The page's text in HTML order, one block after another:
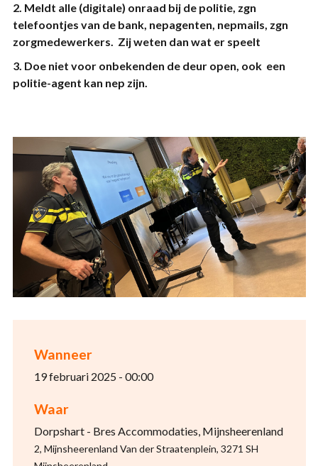
Wanneer
19 februari 2025 - 00:00
Waar
Dorpshart - Bres Accommodaties, Mijnsheerenland
2, Mijnsheerenland Van der Straatenplein, 3271 SH
2. Meldt alle (digitale) onraad bij de politie, zgn
telefoontjes van de bank, nepagenten, nepmails, zgn
zorgmedewerkers. Zij weten dan wat er speelt
3. Doe niet voor onbekenden de deur open, ook een
politie-agent kan nep zijn.